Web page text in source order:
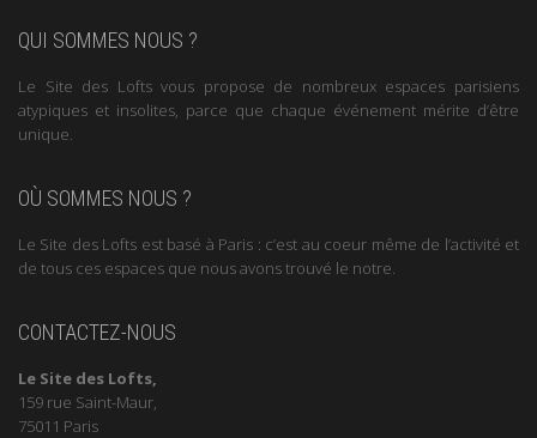
QUI SOMMES NOUS ?
Le Site des Lofts vous propose de nombreux espaces parisiens
atypiques et insolites, parce que chaque événement mérite d’être
unique.
OÙ SOMMES NOUS ?
Le Site des Lofts est basé à Paris : c’est au coeur même de l’activité et
de tous ces espaces que nous avons trouvé le notre.
CONTACTEZ-NOUS
Le Site des Lofts,
159 rue Saint-Maur,
75011 Paris